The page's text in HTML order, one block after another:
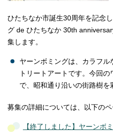
ひたちなか市誕生30周年を記念
グ de ひたちなか 30th
集します。
ヤーンボミングは、カラフ
トリートアートです。今回
で、昭和通り沿いの街路樹を
募集の詳細については、以下のペ
【終了しました】ヤーンボ